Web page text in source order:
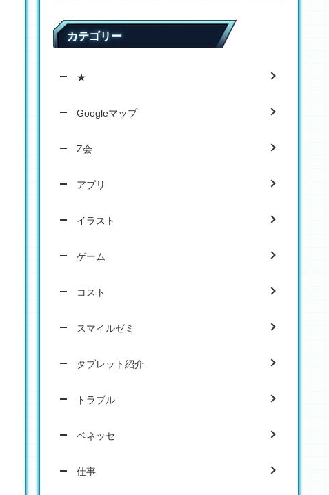
カテゴリー
★
Googleマップ
Z会
アプリ
イラスト
ゲーム
コスト
スマイルゼミ
タブレット紹介
トラブル
ベネッセ
仕事